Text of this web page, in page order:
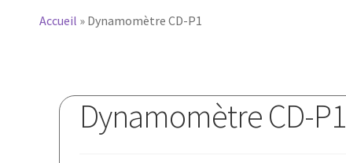
Accueil » Dynamomètre CD-P1
Dynamomètre CD-P1